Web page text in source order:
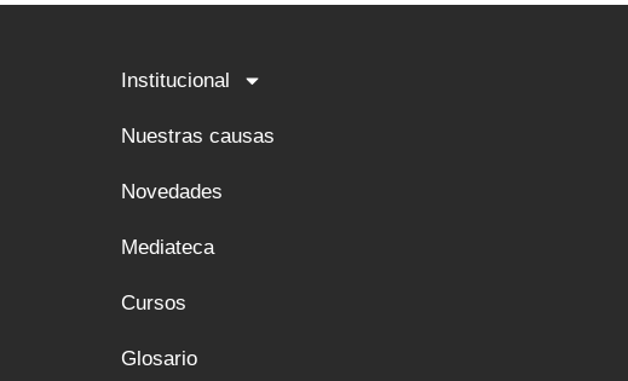
Institucional
Nuestras causas
Novedades
Mediateca
Cursos
Glosario